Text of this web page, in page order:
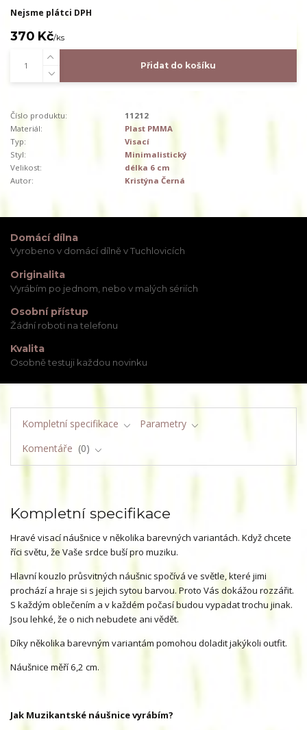
Nejsme plátci DPH
370 Kč/ks
Přidat do košíku
Číslo produktu:
11212
Materiál:
Plast PMMA
Typ:
Visací
Styl:
Minimalistický
Velikost:
délka 6 cm
Autor:
Kristýna Černá
Domácí dílna
Vyrobeno v domácí dílně v Tuchlovicích
Originalita
Vyrábím po jednom, nebo v malých sériích
Osobní přístup
Žádní roboti na telefonu
Kvalita
Osobně testuji každou novinku
Kompletní specifikace
Parametry
Komentáře
0
Kompletní specifikace
Hravé visací náušnice v několika barevných variantách. Když chcete
říci světu, že Vaše srdce buší pro muziku.
Hlavní kouzlo průsvitných náušnic spočívá ve světle, které jimi
prochází a hraje si s jejich sytou barvou. Proto Vás dokážou rozzářit.
S každým oblečením a v každém počasí budou vypadat trochu jinak.
Jsou lehké, že o nich nebudete ani vědět.
Díky několika barevným variantám pomohou doladit jakýkoli outfit.
Náušnice měří 6,2 cm.
Jak Muzikantské náušnice vyrábím?